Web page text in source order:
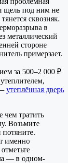
щель под ним не
сквозняк.
в
металлический
стороне
примерзает.
за 500–2 000 ₽
утеплённая дверь
чем тратить
Возьмите
потяните.
именно
— в одном-